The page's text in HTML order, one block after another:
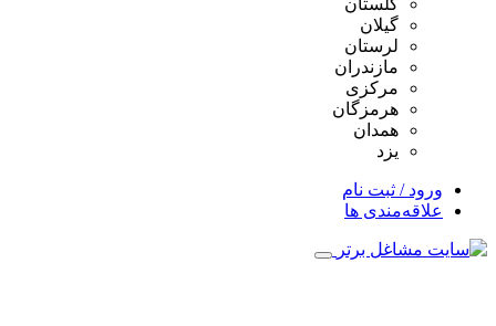
گیلان
لرستان
مازندران
مرکزی
هرمزگان
همدان
یزد
ورود / ثبت نام
علاقه‌مندی ها